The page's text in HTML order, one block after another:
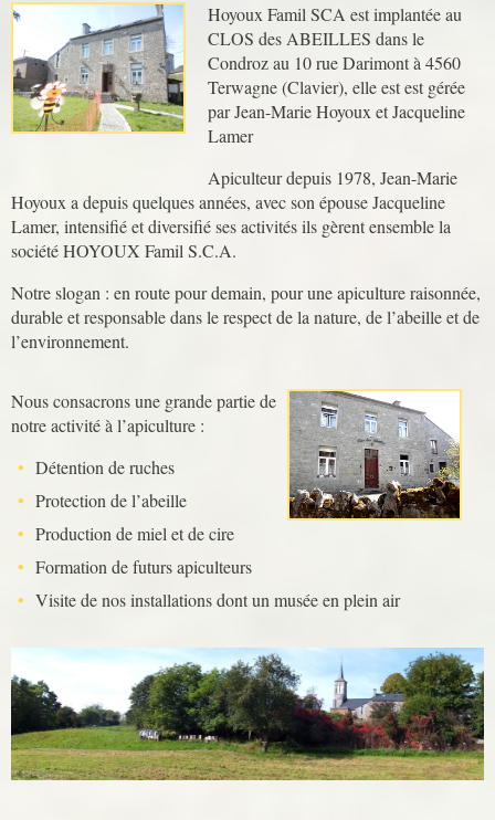
Hoyoux Famil SCA est implantée au
CLOS des ABEILLES dans le
Condroz au 10 rue Darimont à 4560
Terwagne (Clavier), elle est est gérée
par Jean-Marie Hoyoux et Jacqueline
Lamer
Apiculteur depuis 1978, Jean-Marie
Hoyoux a depuis quelques années, avec son épouse Jacqueline
Lamer, intensifié et diversifié ses activités ils gèrent ensemble la
société HOYOUX Famil S.C.A.
Notre slogan : en route pour demain, pour une apiculture raisonnée,
durable et responsable dans le respect de la nature, de l’abeille et de
l’environnement.
Nous consacrons une grande partie de
notre activité à l’apiculture :
Détention de ruches
Protection de l’abeille
Production de miel et de cire
Formation de futurs apiculteurs
Visite de nos installations dont un musée en plein air